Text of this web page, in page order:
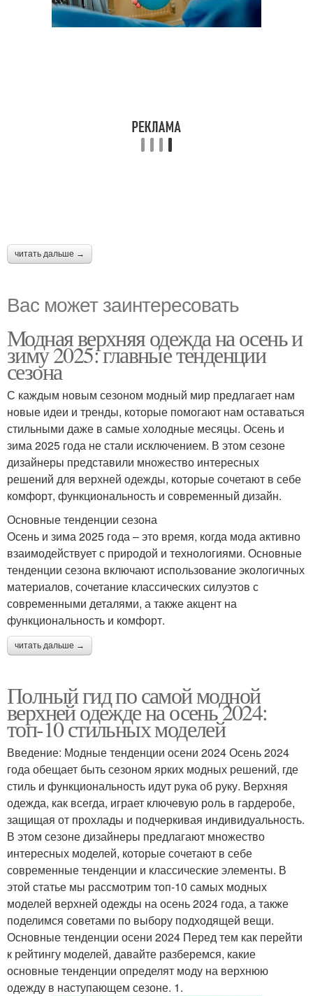
читать дальше →
Вас может заинтересовать
Модная верхняя одежда на осень и
зиму 2025: главные тенденции
сезона
С каждым новым сезоном модный мир предлагает нам
новые идеи и тренды, которые помогают нам оставаться
стильными даже в самые холодные месяцы. Осень и
зима 2025 года не стали исключением. В этом сезоне
дизайнеры представили множество интересных
решений для верхней одежды, которые сочетают в себе
комфорт, функциональность и современный дизайн.
Основные тенденции сезона
Осень и зима 2025 года – это время, когда мода активно
взаимодействует с природой и технологиями. Основные
тенденции сезона включают использование экологичных
материалов, сочетание классических силуэтов с
современными деталями, а также акцент на
функциональность и комфорт.
читать дальше →
Полный гид по самой модной
верхней одежде на осень 2024:
топ-10 стильных моделей
Введение: Модные тенденции осени 2024 Осень 2024
года обещает быть сезоном ярких модных решений, где
стиль и функциональность идут рука об руку. Верхняя
одежда, как всегда, играет ключевую роль в гардеробе,
защищая от прохлады и подчеркивая индивидуальность.
В этом сезоне дизайнеры предлагают множество
интересных моделей, которые сочетают в себе
современные тенденции и классические элементы. В
этой статье мы рассмотрим топ-10 самых модных
моделей верхней одежды на осень 2024 года, а также
поделимся советами по выбору подходящей вещи.
Основные тенденции осени 2024 Перед тем как перейти
к рейтингу моделей, давайте разберемся, какие
основные тенденции определят моду на верхнюю
одежду в наступающем сезоне. 1.